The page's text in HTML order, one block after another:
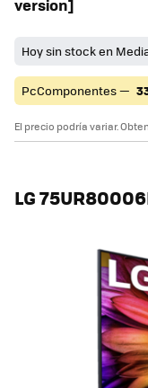
Hoy sin stock en
PcComponentes —
El precio podría variar.
LG